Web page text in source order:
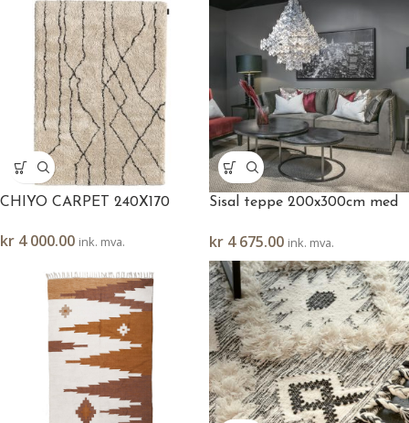
CHIYO CARPET 240X170
kr 4 000.00 ink. mva.
Sisal teppe 200x300cm med
kr 4 675.00 ink. mva.